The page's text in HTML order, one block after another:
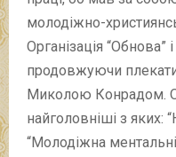
молодіжно-
Організація “Обнова”
продовжуючи
Миколою Конрадом.
найголовніші з яких:
“Молодіжна